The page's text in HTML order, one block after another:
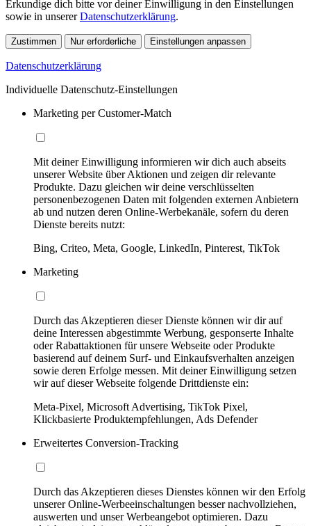
Erkundige dich bitte vor deiner Einwilligung in den Einstellungen
sowie in unsererDatenschutzerklärung.
Zustimmen Nur erforderliche Einstellungen anpassen
Datenschutzerklärung
Individuelle Datenschutz-Einstellungen
Marketing per Customer-Match
Mit deiner Einwilligung informieren wir dich auch abseits
unserer Website über Aktionen und zeigen dir relevante
Produkte. Dazu gleichen wir deine verschlüsselten
personenbezogenen Daten mit folgenden externen Anbietern
ab und nutzen deren Online-Werbekanäle, sofern du deren
Dienste bereits nutzt:
Bing, Criteo, Meta, Google, LinkedIn, Pinterest, TikTok
Marketing
Durch das Akzeptieren dieser Dienste können wir dir auf
deine Interessen abgestimmte Werbung, gesponserte Inhalte
oder Rabattaktionen für unsere Webseite oder Produkte
basierend auf deinem Surf- und Einkaufsverhalten anzeigen
sowie deren Erfolge messen. Mit deiner Einwilligung setzen
wir auf dieser Webseite folgende Drittdienste ein:
Meta-Pixel, Microsoft Advertising, TikTok Pixel,
Klickbasierte Produktempfehlungen, Ads Defender
Erweitertes Conversion-Tracking
Durch das Akzeptieren dieses Dienstes können wir den Erfolg
unserer Online-Werbeeinschaltungen besser nachvollziehen,
auswerten und unser Werbeangebot optimieren. Dazu